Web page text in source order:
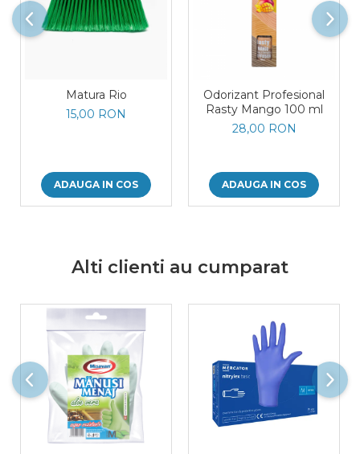
Matura Rio
15,00 RON
ADAUGA IN COS
Odorizant Profesional
Rasty Mango 100 ml
28,00 RON
ADAUGA IN COS
Alti clienti au cumparat